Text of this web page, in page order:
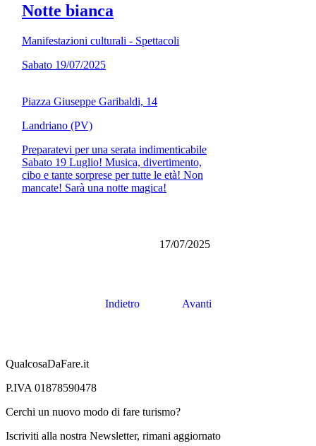
Notte bianca
Manifestazioni culturali - Spettacoli
Sabato 19/07/2025
Piazza Giuseppe Garibaldi, 14
Landriano (PV)
Preparatevi per una serata indimenticabile
Sabato 19 Luglio! Musica, divertimento,
cibo e tante sorprese per tutte le età! Non
mancate! Sarà una notte magica!
17/07/2025
Indietro Avanti
QualcosaDaFare.it
P.IVA 01878590478
Cerchi un nuovo modo di fare turismo?
Iscriviti alla nostra Newsletter, rimani aggiornato